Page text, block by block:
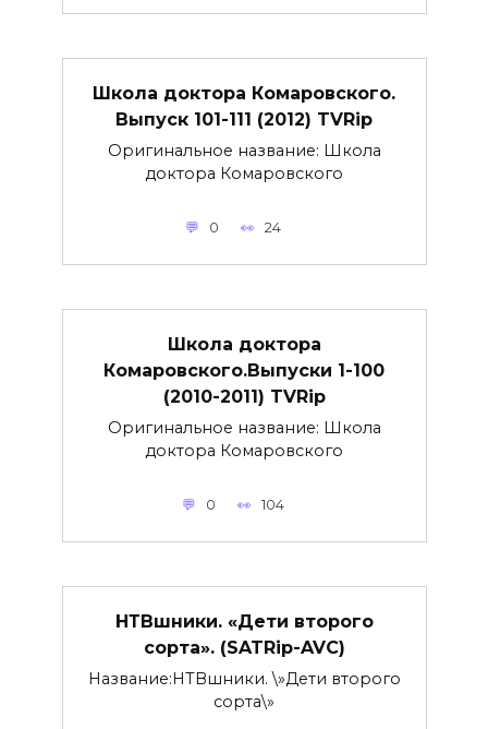
Школа доктора Комаровского.
Выпуск 101-111 (2012) TVRip
Оригинальное название: Школа
доктора Комаровского
0 24
Школа доктора
Комаровского.Выпуски 1-100
(2010-2011) TVRip
Оригинальное название: Школа
доктора Комаровского
0 104
НТВшники. «Дети второго
сорта». (SATRip-AVC)
Название:НТВшники. \»Дети второго
сорта\»